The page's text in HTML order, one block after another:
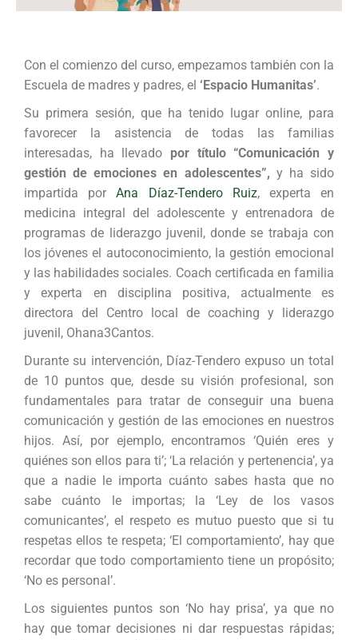
Con el comienzo del curso, empezamos también con la
Escuela de madres y padres, el ‘Espacio Humanitas’.
Su primera sesión, que ha tenido lugar online, para
favorecer la asistencia de todas las familias
interesadas, ha llevado por título “Comunicación y
gestión de emociones en adolescentes”, y ha sido
impartida porAna Díaz-Tendero Ruiz, experta en
medicina integral del adolescente y entrenadora de
programas de liderazgo juvenil, donde se trabaja con
los jóvenes el autoconocimiento, la gestión emocional
y las habilidades sociales. Coach certificada en familia
y experta en disciplina positiva, actualmente es
directora del Centro local de coaching y liderazgo
juvenil, Ohana3Cantos.
Durante su intervención, Díaz-Tendero expuso un total
de 10 puntos que, desde su visión profesional, son
fundamentales para tratar de conseguir una buena
comunicación y gestión de las emociones en nuestros
hijos. Así, por ejemplo, encontramos ‘Quién eres y
quiénes son ellos para ti’; ‘La relación y pertenencia’, ya
que a nadie le importa cuánto sabes hasta que no
sabe cuánto le importas; la ‘Ley de los vasos
comunicantes’, el respeto es mutuo puesto que si tu
respetas ellos te respeta; ‘El comportamiento’, hay que
recordar que todo comportamiento tiene un propósito;
‘No es personal’.
Los siguientes puntos son ‘No hay prisa’, ya que no
hay que tomar decisiones ni dar respuestas rápidas;